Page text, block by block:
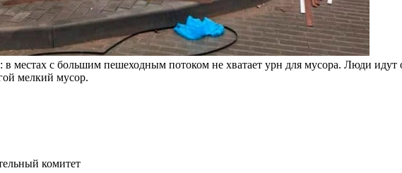
местах с большим пешеходным потоком не хватает урн для мусора. Люди
мелкий мусор.
комитет